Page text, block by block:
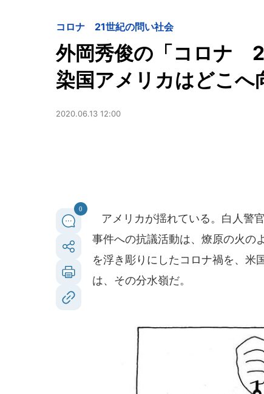
コロナ 21世紀の問い社会
外岡秀俊の「コロナ
染国アメリカはどこへ
2020.06.13 12:00
0
アメリカが揺れている。白人警
事件への抗議活動は、燎原の火の
を浮き彫りにしたコロナ禍を、米
は、その分水嶺だ。